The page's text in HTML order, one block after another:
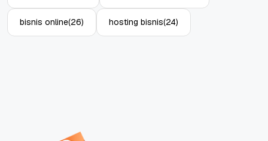
bisnis online(26) hosting bisnis(24)